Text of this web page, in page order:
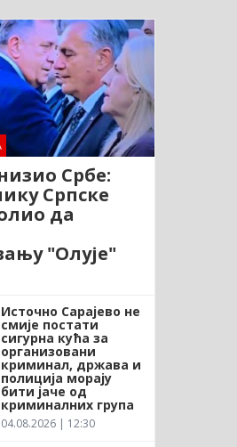
Србе:
Српске
да
"Олује"
Источно Сарајево не
смије постати
сигурна кућа за
организовани
криминал, држава и
полиција морају
бити јаче од
криминалних група
04.08.2026 | 12:30